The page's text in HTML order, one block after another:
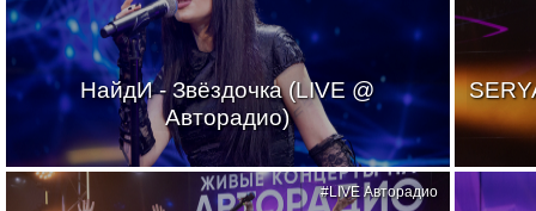
НайдИ - Звёздочка (LIVE @
Авторадио)
#LIVE Авторадио